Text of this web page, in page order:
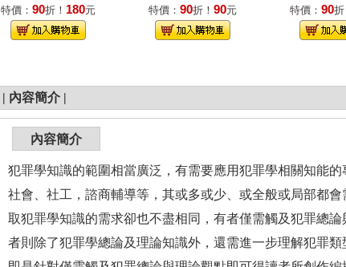
特價： 90折！ 180元
特價： 90折！ 90元
特價： 90折
| 內容簡介 |
內容簡介
犯罪學知識的範圍相當廣泛，有需要應用犯罪學相關知能
社會、社工，諮商輔導等，其或多或少、或全般或局部都
取犯罪學知識的需求卻也不盡相同，有者僅需觸及犯罪總
者則除了犯罪學總論及理論知識外，還需進一步理解犯罪